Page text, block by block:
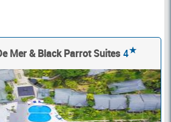
Mer & Black Parrot Suites 4★